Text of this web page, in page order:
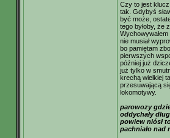
Czy to jest
tak. Gdybyś
być może,
tego byłoby, że
nie musiał
bo pamiętam
pierwszych
później już
już tylko w
krechą wielkiej
przesuwającą
lokomotywy.
parowozy
oddychały
powiew niósł
pachniało nad